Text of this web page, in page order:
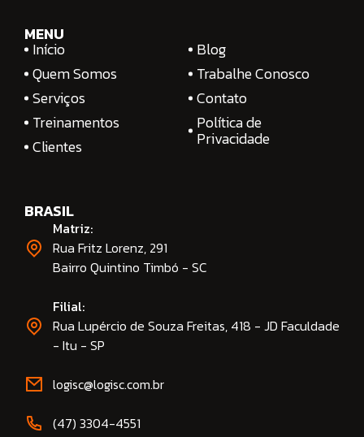
MENU
Início
Quem Somos
Serviços
Treinamentos
Clientes
Blog
Trabalhe Conosco
Contato
Política de
Privacidade
BRASIL
Matriz:
Rua Fritz Lorenz, 291
Bairro Quintino Timbó - SC
Filial:
Rua Lupércio de Souza Freitas, 418 - JD Faculdade
- Itu - SP
logisc@logisc.com.br​
(47) 3304-4551​